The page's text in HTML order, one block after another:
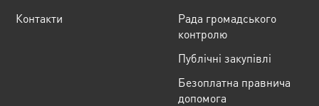
Контакти
Рада громадського
контролю
Публічні закупівлі
Безоплатна правнича
допомога